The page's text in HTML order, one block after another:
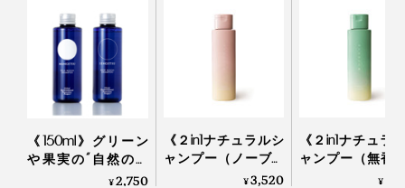
《150ml》グリーン
や果実の“自然の香
り”でリフレッシュ！
¥2,750
《２in1ナチュラルシ
ャンプー（ノーブル
フラワー）250ml 》
¥3,520
《２in1ナチュラ
ャンプー（無香
250ml 》「茶の
¥